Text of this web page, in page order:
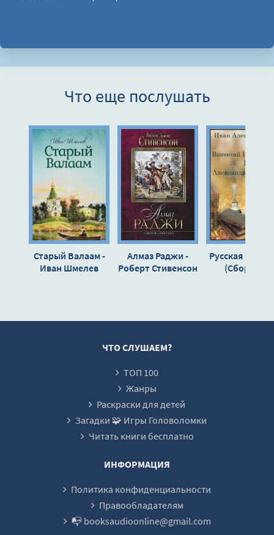
Что еще послушать
Старый Валаам -
Иван Шмелев
Алмаз Раджи -
Роберт Стивенсон
Русская
(Сборник)
ЧТО СЛУШАЕМ?
ТОП 100
Жанры
Раскраски для детей
Загадки 🧩 Игры Головоломки
Читать книги бесплатно
ИНФОРМАЦИЯ
Политика конфиденциальности
Правообладателям
📭 booksaudioonline@gmail.com